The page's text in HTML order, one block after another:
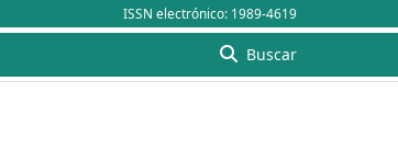
ISSN electrónico: 1989-4619
Buscar